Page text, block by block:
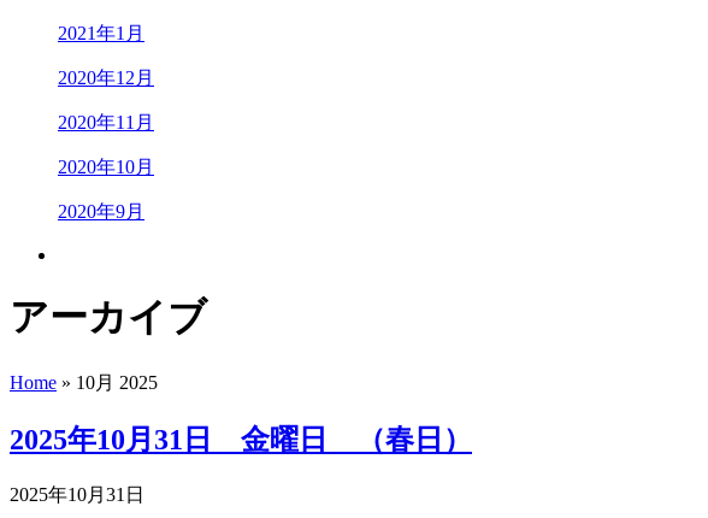
2021年1月
2020年12月
2020年11月
2020年10月
2020年9月
アーカイブ
Home » 10月 2025
2025年10月31日 金曜日 （春日）
2025年10月31日